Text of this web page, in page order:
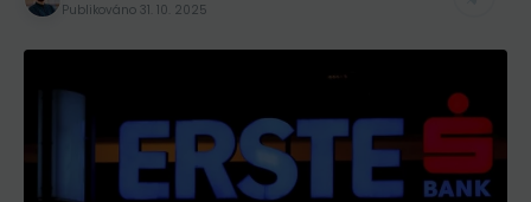
Publikováno 31. 10. 2025